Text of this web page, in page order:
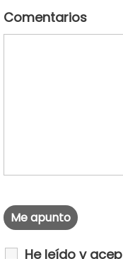
Comentarios
He leído y